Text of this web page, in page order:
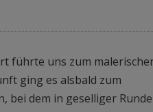
führte uns zum
ging es alsbald zum
bei dem in geselliger Runde